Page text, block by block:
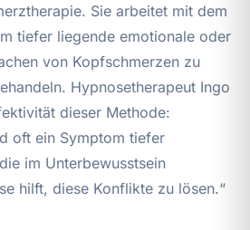
Sie arbeitet mit dem
tiefer liegende emotionale oder
von Kopfschmerzen zu
Hypnosetherapeut Ingo
dieser Methode:
oft ein Symptom tiefer
im Unterbewusstsein
hilft, diese Konflikte zu lösen.“